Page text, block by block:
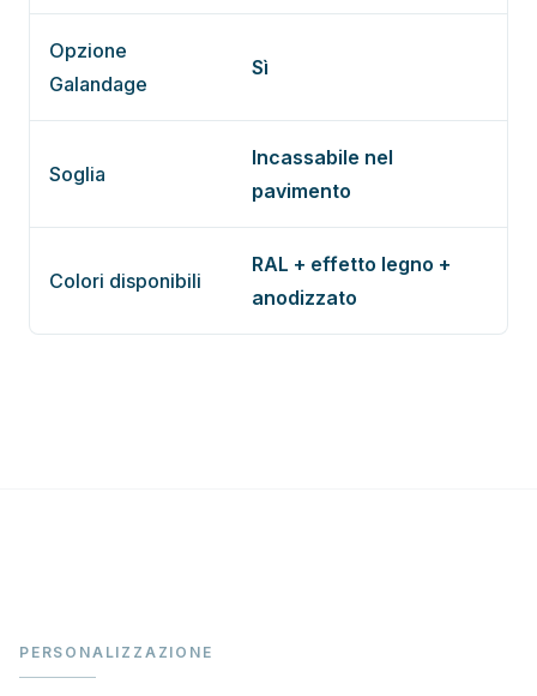
Opzione
Galandage
Sì
Soglia
Incassabile nel
pavimento
Colori disponibili
RAL + effetto legno +
anodizzato
PERSONALIZZAZIONE